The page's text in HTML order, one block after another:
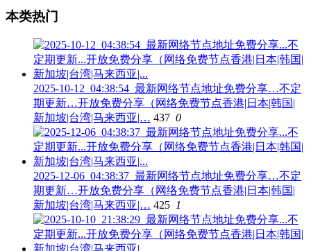
本类热门
2025-10-12_04:38:54_最新网络节点地址免费分享…不定
期更新…开放免费分享（网络免费节点香港|日本|韩国|
新加坡|台湾|马来西亚|… 437 0
2025-12-06_04:38:37_最新网络节点地址免费分享…不定
期更新…开放免费分享（网络免费节点香港|日本|韩国|
新加坡|台湾|马来西亚|… 425 1